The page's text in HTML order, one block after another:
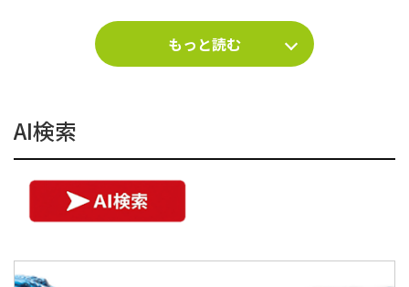
もっと読む
AI検索